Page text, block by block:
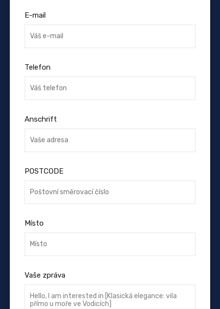
E-mail
Telefon
Anschrift
POSTCODE
Místo
Vaše zpráva